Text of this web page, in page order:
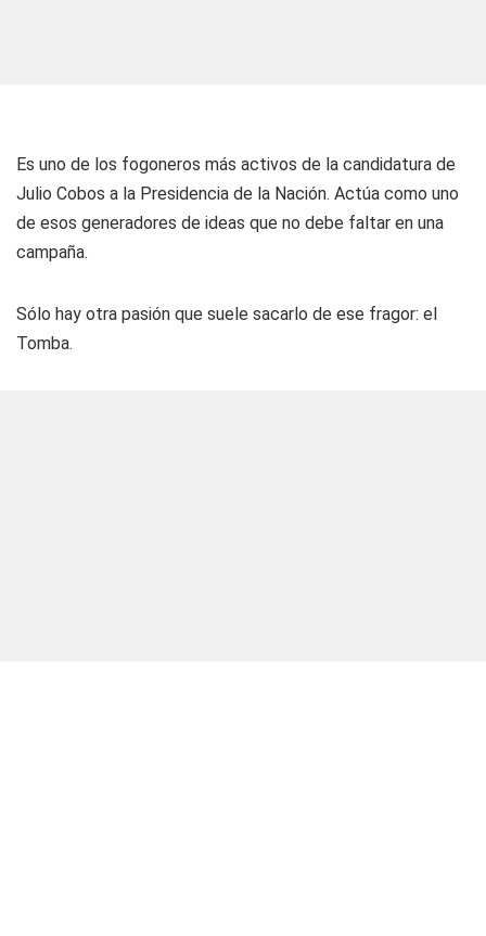
Es uno de los fogoneros más activos de la candidatura de
Julio Cobos a la Presidencia de la Nación. Actúa como uno
de esos generadores de ideas que no debe faltar en una
campaña.
Sólo hay otra pasión que suele sacarlo de ese fragor: el
Tomba.